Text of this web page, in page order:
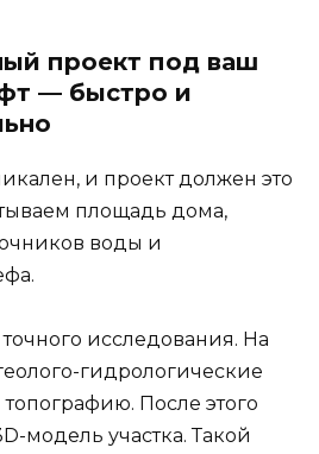
проект под ваш
— быстро и
и проект должен это
площадь дома,
воды и
исследования. На
гидрологические
После этого
модель участка. Такой